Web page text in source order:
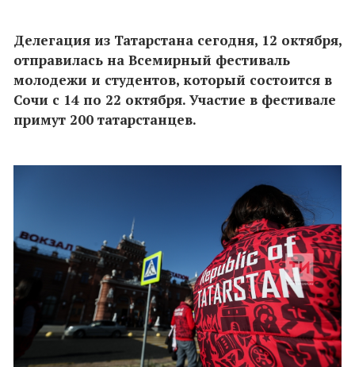
Делегация из Татарстана сегодня, 12 октября,
отправилась на Всемирный фестиваль
молодежи и студентов, который состоится в
Сочи с 14 по 22 октября. Участие в фестивале
примут 200 татарстанцев.